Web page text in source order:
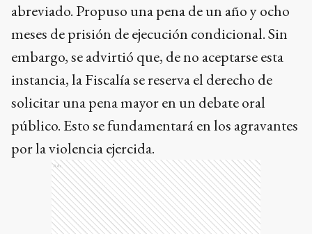
abreviado. Propuso una pena de un año y ocho
meses de prisión de ejecución condicional. Sin
embargo, se advirtió que, de no aceptarse esta
instancia, la Fiscalía se reserva el derecho de
solicitar una pena mayor en un debate oral
público. Esto se fundamentará en los agravantes
por la violencia ejercida.
Ads